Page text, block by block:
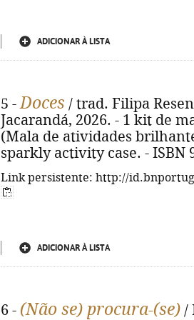
ADICIONAR À LISTA
5 -Doces / trad. Filipa
Jacarandá, 2026. - 1 kit de
(Mala de atividades
sparkly activity case. - ISBN
Link persistente: http://
ADICIONAR À LISTA
6 - (Não se) procura-(se) /